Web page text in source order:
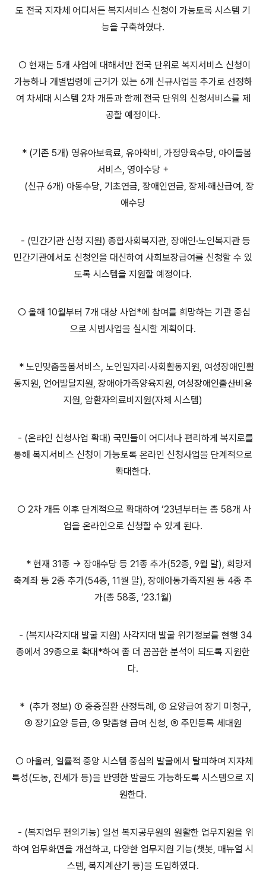
도 전국 지자체 어디서든 복지서비스 신청이 가능토록 시스템 기
능을 구축하였다.
○ 현재는 5개 사업에 대해서만 전국 단위로 복지서비스 신청이
가능하나 개별법령에 근거가 있는 6개 신규사업을 추가로 선정하
여 차세대 시스템 2차 개통과 함께 전국 단위의 신청서비스를 제
공할 예정이다.
* (기존 5개) 영유아보육료, 유아학비, 가정양육수당, 아이돌봄
서비스, 영아수당 +
(신규 6개) 아동수당, 기초연금, 장애인연금, 장제·해산급여, 장
애수당
- (민간기관 신청 지원) 종합사회복지관, 장애인·노인복지관 등
민간기관에서도 신청인을 대신하여 사회보장급여를 신청할 수 있
도록 시스템을 지원할 예정이다.
○ 올해 10월부터 7개 대상 사업*에 참여를 희망하는 기관 중심
으로 시범사업을 실시할 계획이다.
* 노인맞춤돌봄서비스, 노인일자리·사회활동지원, 여성장애인활
동지원, 언어발달지원, 장애아가족양육지원, 여성장애인출산비용
지원, 암환자의료비지원(자체 시스템)
- (온라인 신청사업 확대) 국민들이 어디서나 편리하게 복지로를
통해 복지서비스 신청이 가능토록 온라인 신청사업을 단계적으로
확대한다.
○ 2차 개통 이후 단계적으로 확대하여 ‘23년부터는 총 58개 사
업을 온라인으로 신청할 수 있게 된다.
* 현재 31종 → 장애수당 등 21종 추가(52종, 9월 말), 희망저
축계좌 등 2종 추가(54종, 11월 말), 장애아동가족지원 등 4종 추
가(총 58종, ‘23.1월)
- (복지사각지대 발굴 지원) 사각지대 발굴 위기정보를 현행 34
종에서 39종으로 확대*하여 좀 더 꼼꼼한 분석이 되도록 지원한
다.
* (추가 정보) ① 중증질환 산정특례, ② 요양급여 장기 미청구,
③ 장기요양 등급, ④ 맞춤형 급여 신청, ⑤ 주민등록 세대원
○ 아울러, 일률적 중앙 시스템 중심의 발굴에서 탈피하여 지자체
특성(도농, 전세가 등)을 반영한 발굴도 가능하도록 시스템으로 지
원한다.
- (복지업무 편의기능) 일선 복지공무원의 원활한 업무지원을 위
하여 업무화면을 개선하고, 다양한 업무지원 기능(챗봇, 매뉴얼 시
스템, 복지계산기 등)을 도입하였다.